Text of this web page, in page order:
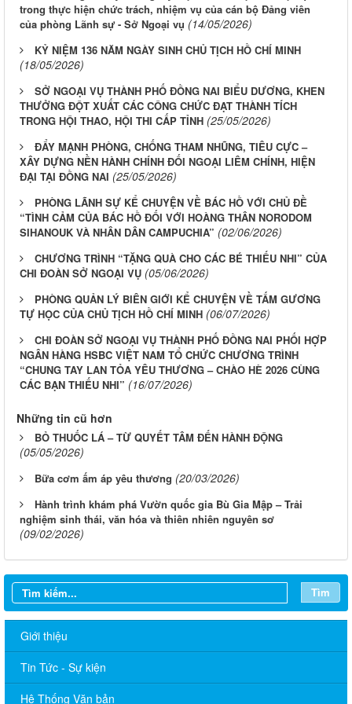
trong thực hiện chức trách, nhiệm vụ của cán bộ Đảng viên
của phòng Lãnh sự - Sở Ngoại vụ (14/05/2026)
KỶ NIỆM 136 NĂM NGÀY SINH CHỦ TỊCH HỒ CHÍ MINH
(18/05/2026)
SỞ NGOẠI VỤ THÀNH PHỐ ĐỒNG NAI BIỂU DƯƠNG, KHEN
THƯỞNG ĐỘT XUẤT CÁC CÔNG CHỨC ĐẠT THÀNH TÍCH
TRONG HỘI THAO, HỘI THI CẤP TỈNH (25/05/2026)
ĐẨY MẠNH PHÒNG, CHỐNG THAM NHŨNG, TIÊU CỰC –
XÂY DỰNG NỀN HÀNH CHÍNH ĐỐI NGOẠI LIÊM CHÍNH, HIỆN
ĐẠI TẠI ĐỒNG NAI (25/05/2026)
PHÒNG LÃNH SỰ KỂ CHUYỆN VỀ BÁC HỒ VỚI CHỦ ĐỀ
“TÌNH CẢM CỦA BÁC HỒ ĐỐI VỚI HOÀNG THÂN NORODOM
SIHANOUK VÀ NHÂN DÂN CAMPUCHIA” (02/06/2026)
CHƯƠNG TRÌNH “TẶNG QUÀ CHO CÁC BÉ THIẾU NHI” CỦA
CHI ĐOÀN SỞ NGOẠI VỤ (05/06/2026)
PHÒNG QUẢN LÝ BIÊN GIỚI KỂ CHUYỆN VỀ TẤM GƯƠNG
TỰ HỌC CỦA CHỦ TỊCH HỒ CHÍ MINH (06/07/2026)
CHI ĐOÀN SỞ NGOẠI VỤ THÀNH PHỐ ĐỒNG NAI PHỐI HỢP
NGÂN HÀNG HSBC VIỆT NAM TỔ CHỨC CHƯƠNG TRÌNH
“CHUNG TAY LAN TỎA YÊU THƯƠNG – CHÀO HÈ 2026 CÙNG
CÁC BẠN THIẾU NHI” (16/07/2026)
Những tin cũ hơn
BỎ THUỐC LÁ – TỪ QUYẾT TÂM ĐẾN HÀNH ĐỘNG
(05/05/2026)
Bữa cơm ấm áp yêu thương (20/03/2026)
Hành trình khám phá Vườn quốc gia Bù Gia Mập – Trải
nghiệm sinh thái, văn hóa và thiên nhiên nguyên sơ
(09/02/2026)
Tìm
Giới thiệu
Tin Tức - Sự kiện
Hệ Thống Văn bản
Sở Ngoại vụ thông báo tuyển dụng hợp đồng thực hiện nhiệm
vụ công chức năm 2026